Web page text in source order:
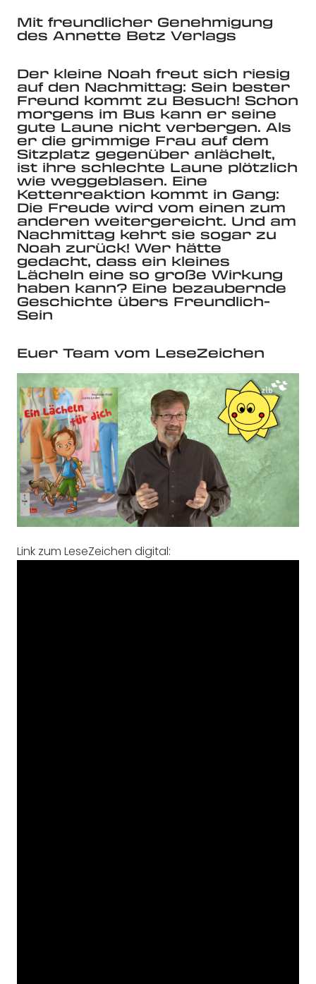
Mit freundlicher Genehmigung
des Annette Betz Verlags
Der kleine Noah freut sich riesig
auf den Nachmittag: Sein bester
Freund kommt zu Besuch! Schon
morgens im Bus kann er seine
gute Laune nicht verbergen. Als
er die grimmige Frau auf dem
Sitzplatz gegenüber anlächelt,
ist ihre schlechte Laune plötzlich
wie weggeblasen. Eine
Kettenreaktion kommt in Gang:
Die Freude wird vom einen zum
anderen weitergereicht. Und am
Nachmittag kehrt sie sogar zu
Noah zurück! Wer hätte
gedacht, dass ein kleines
Lächeln eine so große Wirkung
haben kann? Eine bezaubernde
Geschichte übers Freundlich-
Sein
Euer Team vom LeseZeichen
Link zum LeseZeichen digital: